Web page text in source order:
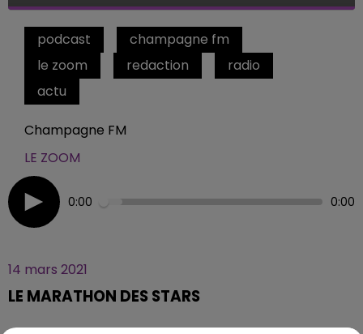
podcast
champagne fm
le zoom
redaction
radio
actu
Champagne FM
LE ZOOM
0:00 0:00
14 mars 2021
LE MARATHON DES STARS